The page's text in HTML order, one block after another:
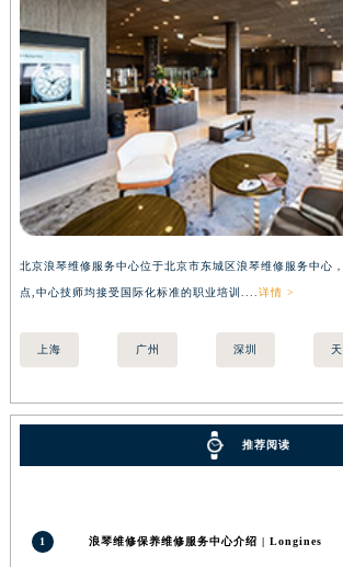
北京浪琴维修服务中心位于北京市东城区浪琴维修服务中心
点,中心技师均接受国际化标准的职业培训.... 详情 >
上海 广州 深圳
推荐阅读
1 浪琴维修保养维修服务中心介绍 | Longines